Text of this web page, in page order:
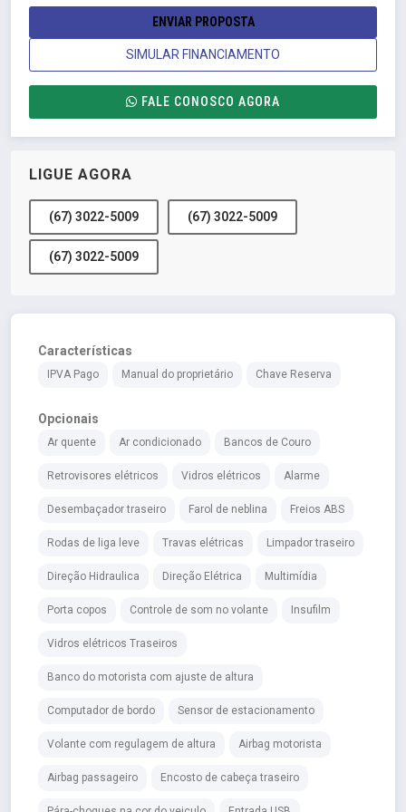
ENVIAR PROPOSTA
SIMULAR FINANCIAMENTO
FALE CONOSCO AGORA
LIGUE AGORA
(67) 3022-5009 (67) 3022-5009
(67) 3022-5009
Características
IPVA Pago Manual do proprietário Chave Reserva
Opcionais
Ar quente Ar condicionado Bancos de Couro
Retrovisores elétricos Vidros elétricos Alarme
Desembaçador traseiro Farol de neblina Freios ABS
Rodas de liga leve Travas elétricas Limpador traseiro
Direção Hidraulica Direção Elétrica Multimídia
Porta copos Controle de som no volante Insufilm
Vidros elétricos Traseiros
Banco do motorista com ajuste de altura
Computador de bordo Sensor de estacionamento
Volante com regulagem de altura Airbag motorista
Airbag passageiro Encosto de cabeça traseiro